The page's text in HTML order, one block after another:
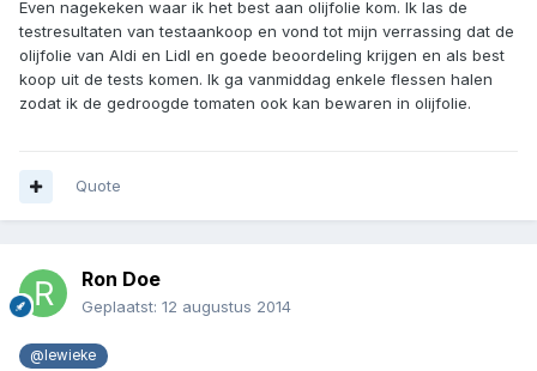
Even nagekeken waar ik het best aan olijfolie kom. Ik las de
testresultaten van testaankoop en vond tot mijn verrassing dat de
olijfolie van Aldi en Lidl en goede beoordeling krijgen en als best
koop uit de tests komen. Ik ga vanmiddag enkele flessen halen
zodat ik de gedroogde tomaten ook kan bewaren in olijfolie.
Quote
Ron Doe
Geplaatst: 12 augustus 2014
@lewieke